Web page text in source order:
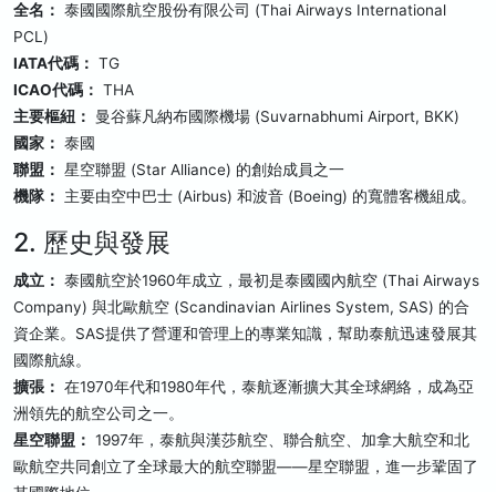
全名： 泰國國際航空股份有限公司 (Thai Airways International
PCL)
IATA代碼： TG
ICAO代碼： THA
主要樞紐：
曼谷蘇凡納布國際機場 (Suvarnabhumi Airport, BKK)
國家： 泰國
聯盟： 星空聯盟 (Star Alliance) 的創始成員之一
機隊：
主要由空中巴士 (Airbus) 和波音 (Boeing) 的寬體客機組成。
2. 歷史與發展
成立： 泰國航空於1960年成立，最初是泰國國內航空 (Thai Airways
Company) 與北歐航空 (Scandinavian Airlines System, SAS) 的合
資企業。SAS提供了營運和管理上的專業知識，幫助泰航迅速發展其
國際航線。
擴張： 在1970年代和1980年代，泰航逐漸擴大其全球網絡，成為亞
洲領先的航空公司之一。
星空聯盟： 1997年，泰航與漢莎航空、聯合航空、加拿大航空和北
歐航空共同創立了全球最大的航空聯盟——星空聯盟，進一步鞏固了